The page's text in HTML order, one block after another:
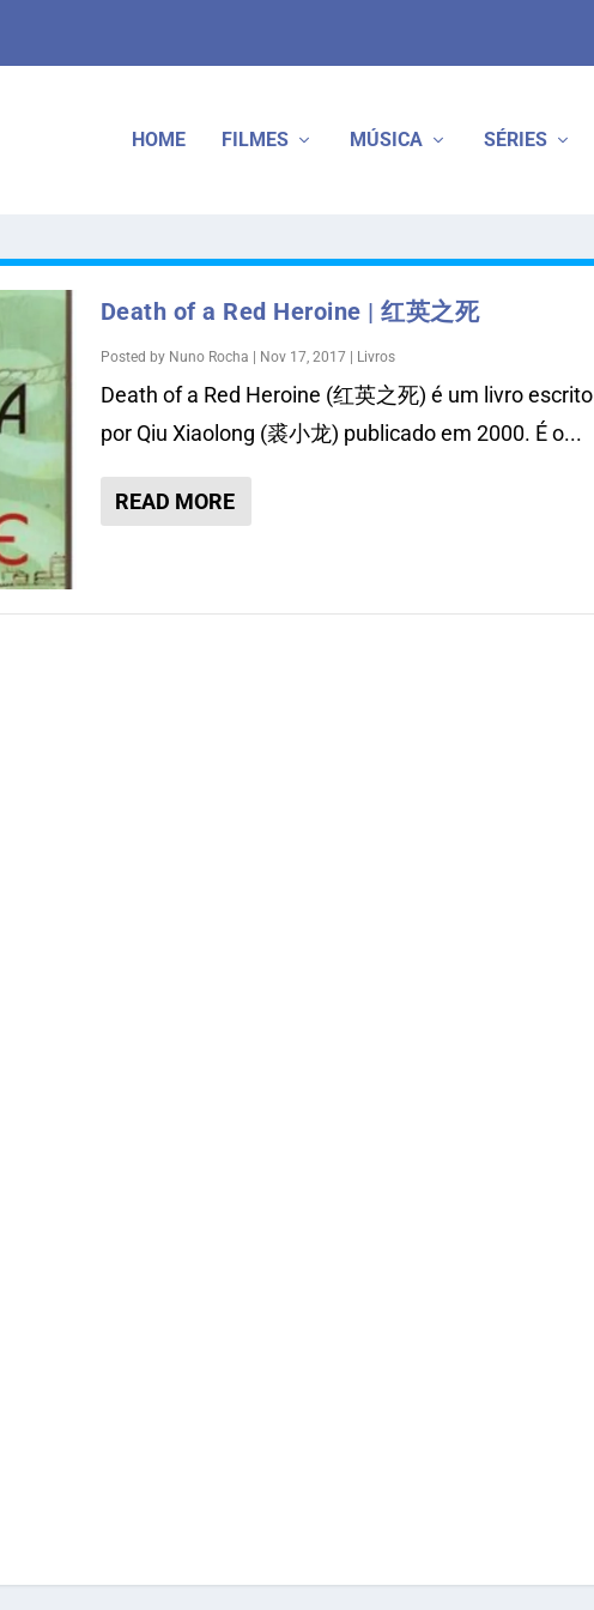
HOME FILMES MÚSICA SÉRIES
Death of a Red Heroine | 红英之死
Posted by Nuno Rocha Nov 17, 2017| Livros
Death of a Red Heroine (红英之死) é um livro escrito
por Qiu Xiaolong (裘小龙) publicado em 2000. É o...
READ MORE